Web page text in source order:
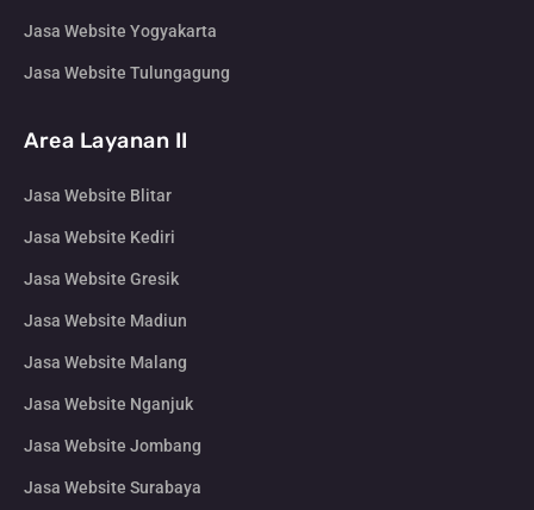
CS Lenteraweb
Jasa Website Yogyakarta
Jasa Website Tulungagung
Area Layanan II
Jasa Website Blitar
Jasa Website Kediri
Jasa Website Gresik
Jasa Website Madiun
Jasa Website Malang
Jasa Website Nganjuk
Jasa Website Jombang
Jasa Website Surabaya